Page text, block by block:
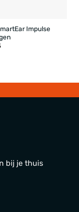
Impulse
bij je thuis